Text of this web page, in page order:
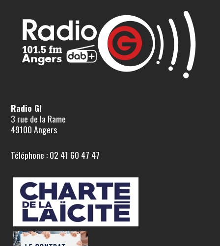
Radio G!
3 rue de la Rame
49100 Angers
Téléphone : 02 41 60 47 47